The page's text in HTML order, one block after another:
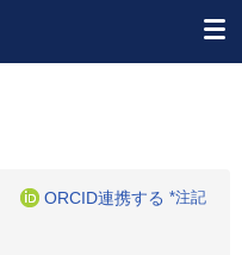
ORCID連携する *注記